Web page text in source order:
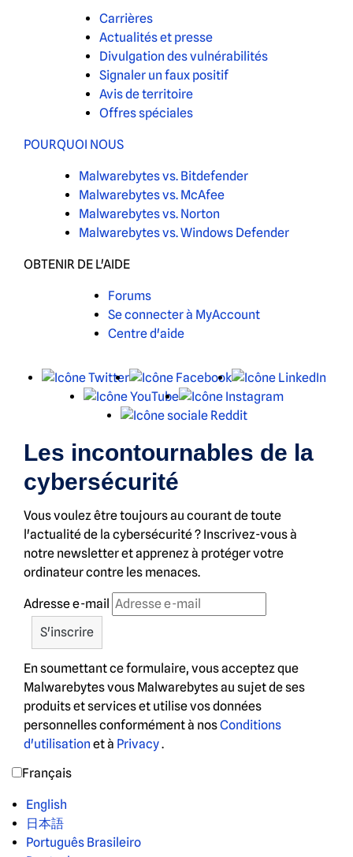
Carrières
Actualités et presse
Divulgation des vulnérabilités
Signaler un faux positif
Avis de territoire
Offres spéciales
POURQUOI NOUS
Malwarebytes vs. Bitdefender
Malwarebytes vs. McAfee
Malwarebytes vs. Norton
Malwarebytes vs. Windows Defender
OBTENIR DE L'AIDE
Forums
Se connecter à MyAccount
Centre d'aide
X Facebook
YouTube
Instagram
Reddit
Les incontournables de la
cybersécurité
Vous voulez être toujours au courant de toute
l'actualité de la cybersécurité ? Inscrivez-vous à
notre newsletter et apprenez à protéger votre
ordinateur contre les menaces.
Adresse e-mail
En soumettant ce formulaire, vous acceptez que
Malwarebytes vous Malwarebytes au sujet de ses
produits et services et utilise vos données
personnelles conformément à nosConditions
d'utilisation et à Privacy.
Français
English
日本語
Português Brasileiro